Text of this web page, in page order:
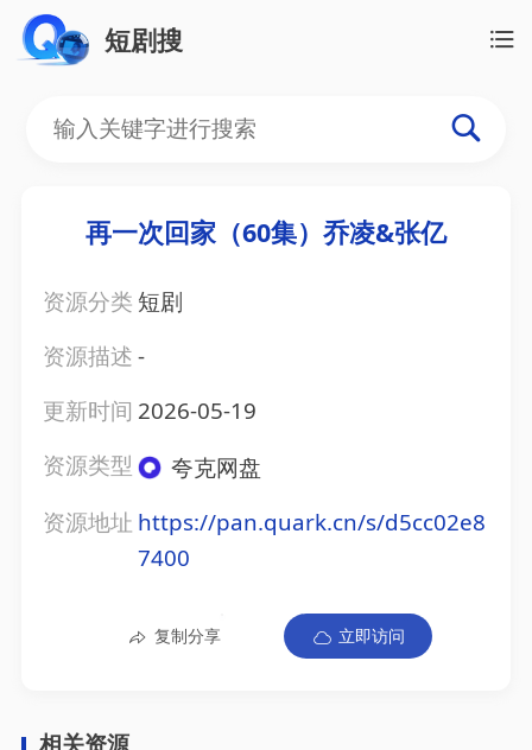
短剧搜
再一次回家（60集）乔凌&张亿
资源分类 短剧
资源描述-
更新时间 2026-05-19
资源类型
夸克网盘
资源地址 https://pan.quark.cn/s/d5cc02e8
7400
复制分享 立即访问